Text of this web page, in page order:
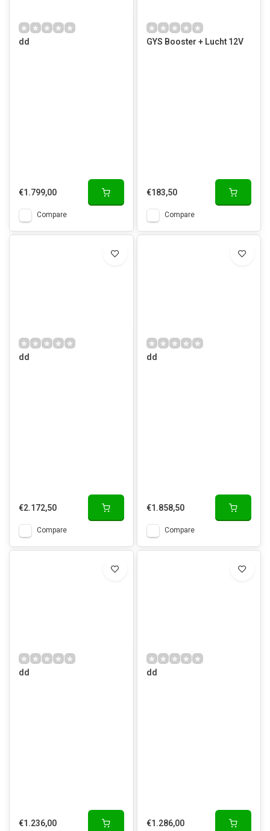
dd
€1.799,00
Compare
GYS Booster + Lucht 12V
€183,50
Compare
dd
€2.172,50
Compare
dd
€1.858,50
Compare
dd
€1.236,00
dd
€1.286,00